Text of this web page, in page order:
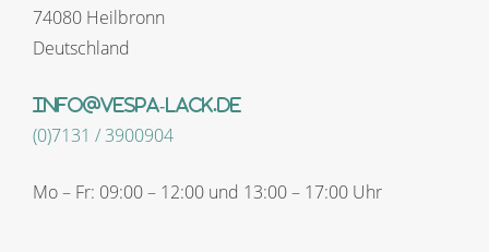
74080 Heilbronn
Deutschland
info@vespa-lack.de
(0)7131 / 3900904
Mo – Fr: 09:00 – 12:00 und 13:00 – 17:00 Uhr